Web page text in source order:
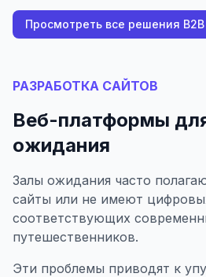
Просмотреть все решения B2B
РАЗРАБОТКА САЙТОВ
Веб-платформы
ожидания
Залы ожидания часто
сайты или не имеют
соответствующих
путешественников.
Эти проблемы приводят к